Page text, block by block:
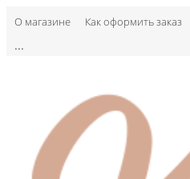
О магазине Как оформить заказ
...